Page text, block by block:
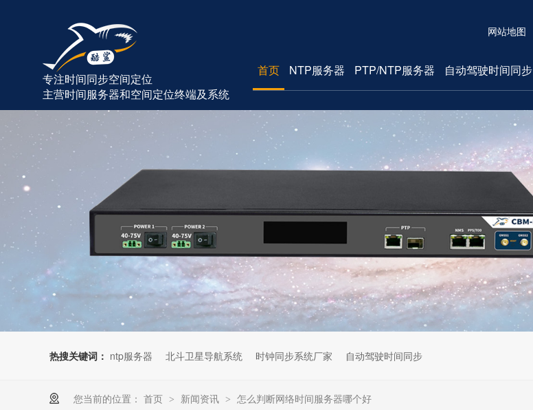
专注时间同步空间定位
主营时间服务器和空间定位终端及系统
网站地图
首页 NTP服务器 PTP/NTP服务器 自动驾驶时间同步
热搜关键词： ntp服务器 北斗卫星导航系统 时钟同步系统厂家 自动驾驶时间同步
您当前的位置： 首页 > 新闻资讯 > 怎么判断网络时间服务器哪个好